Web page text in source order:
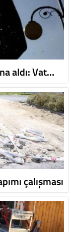
aldı: Vat…
çalışması